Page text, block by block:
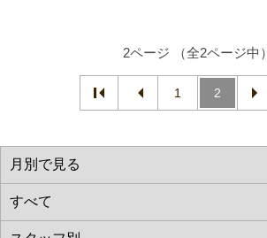
2ページ （全2ページ中）
1 2